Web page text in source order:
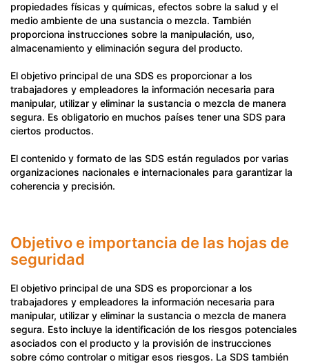
propiedades físicas y químicas, efectos sobre la salud y el
medio ambiente de una sustancia o mezcla. También
proporciona instrucciones sobre la manipulación, uso,
almacenamiento y eliminación segura del producto.
El objetivo principal de una SDS es proporcionar a los
trabajadores y empleadores la información necesaria para
manipular, utilizar y eliminar la sustancia o mezcla de manera
segura. Es obligatorio en muchos países tener una SDS para
ciertos productos.
El contenido y formato de las SDS están regulados por varias
organizaciones nacionales e internacionales para garantizar la
coherencia y precisión.
Objetivo e importancia de las hojas de
seguridad
El objetivo principal de una SDS es proporcionar a los
trabajadores y empleadores la información necesaria para
manipular, utilizar y eliminar la sustancia o mezcla de manera
segura. Esto incluye la identificación de los riesgos potenciales
asociados con el producto y la provisión de instrucciones
sobre cómo controlar o mitigar esos riesgos. La SDS también